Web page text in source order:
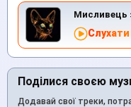
Мисливець
Слухати
Поділися своєю
Додавай свої треки,